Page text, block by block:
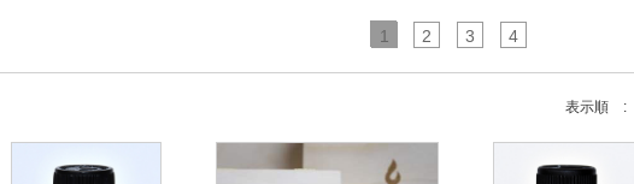
1 2 3 4
表示順 :